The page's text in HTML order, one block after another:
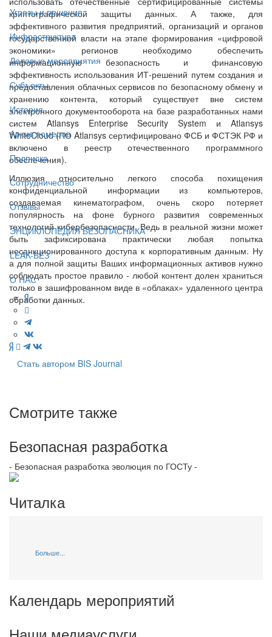
Угрозы и решения
Инфраструктура
Деловые мероприятия
Субъекты
История
Архив номеров
Подписка
Сотрудничество
Отзывы
ЭНЦИКЛОПЕДИЯ БЕЗОПАСНИКА
LEAK-БЕЗ
О НАС
криптографической защиты данных. А также, для
эффективного развития предприятий, организаций и органов
государственной власти на этапе формирования «цифровой
экономики» регионов необходимо обеспечить
информационную безопасность и финансовую
эффективность использования ИТ-решений путем создания и
предоставления облачных сервисов по безопасному обмену и
хранению контента, который существует вне систем
электронного документооборота на базе разработанных нами
систем Atlansys Enterprise Security System и Atlansys
WhiteCloud (ПО Atlansys сертифицировано ФСБ и ФСТЭК РФ и
включено в реестр отечественного программного
обеспечения).
Иллюзия относительно легкого способа похищения
конфиденциальной информации из компьютеров,
создаваемая кинематографом, очень скоро потеряет
популярность на фоне бурного развития современных
технологий кибербезопасности. Ведь в реальной жизни может
быть зафиксирована практически любая попытка
несанкционированного доступа к корпоративным данным. Ну
а для полной защиты Ваших информационных активов нужно
соблюдать простое правило - любой контент долен храниться
только в зашифрованном виде в «облаках» удаленного центра
обработки данных.
Стать автором BIS Journal
Смотрите также
Безопасная разработка
- Безопасная разработка эволюция по ГОСТу -
Читалка
Больше...
Календарь мероприятий